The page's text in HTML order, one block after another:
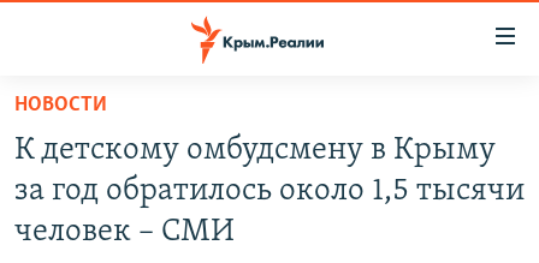
Вернуться
основному
содержанию
СПЕЦПРОЕКТЫ
НОВОСТИ
К детскому омбудсмену в Крыму
за год обратилось около 1,5 тысячи
человек – СМИ